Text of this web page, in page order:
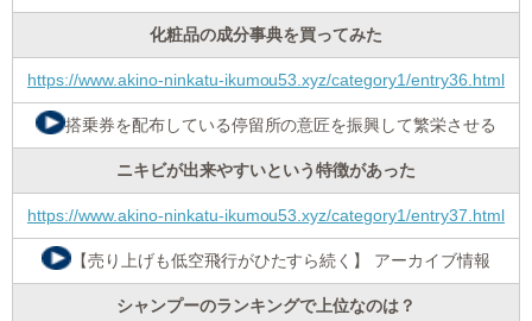
化粧品の成分事典を買ってみた
https://www.akino-ninkatu-ikumou53.xyz/category1/entry36.html
搭乗券を配布している停留所の意匠を振興して繁栄させる
ニキビが出来やすいという特徴があった
https://www.akino-ninkatu-ikumou53.xyz/category1/entry37.html
【売り上げも低空飛行がひたすら続く】 アーカイブ情報
シャンプーのランキングで上位なのは？